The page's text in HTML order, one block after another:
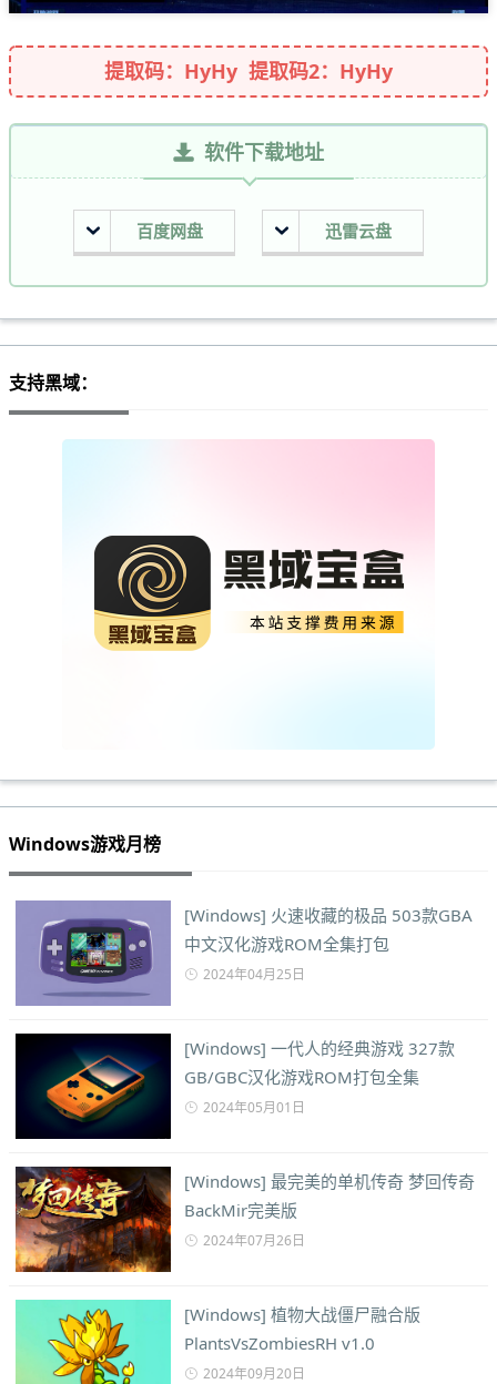
提取码：HyHy 提取码2：HyHy
软件下载地址
百度网盘 迅雷云盘
支持黑域：
Windows游戏月榜
[Windows] 火速收藏的极品 503款GBA
中文汉化游戏ROM全集打包
2024年04月25日
[Windows] 一代人的经典游戏 327款
GB/GBC汉化游戏ROM打包全集
2024年05月01日
[Windows] 最完美的单机传奇 梦回传奇
BackMir完美版
2024年07月26日
[Windows] 植物大战僵尸融合版
PlantsVsZombiesRH v1.0
2024年09月20日